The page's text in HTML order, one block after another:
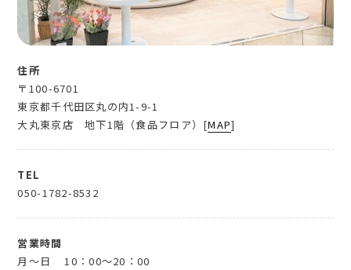
住所
〒100-6701
東京都千代田区丸の内1-9-1
大丸東京店 地下1階（食品フロア）[MAP]
TEL
050-1782-8532
営業時間
月～日
10：00～20：00